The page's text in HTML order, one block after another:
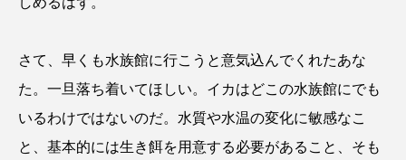
さて、早くも水族館に行こうと意気込んでくれたあな
た。一旦落ち着いてほしい。イカはどこの水族館にでも
いるわけではないのだ。水質や水温の変化に敏感なこ
と、基本的には生き餌を用意する必要があること、そも